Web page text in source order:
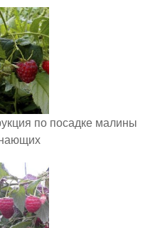
по посадке малины